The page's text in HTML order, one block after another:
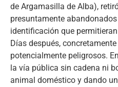
de Argamasilla de Alba),
presuntamente
identificación que
Días después,
potencialmente peligrosos.
la vía pública sin cadena ni
animal doméstico y dando